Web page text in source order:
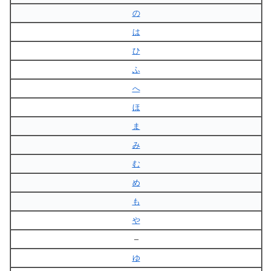
の
は
ひ
ふ
へ
ほ
ま
み
む
め
も
や
–
ゆ